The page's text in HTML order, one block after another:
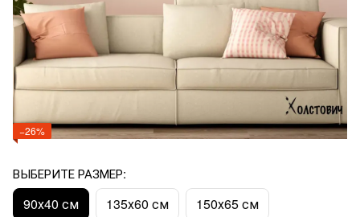
−26%
ВЫБЕРИТЕ РАЗМЕР:
90х40 см 135х60 см 150х65 см